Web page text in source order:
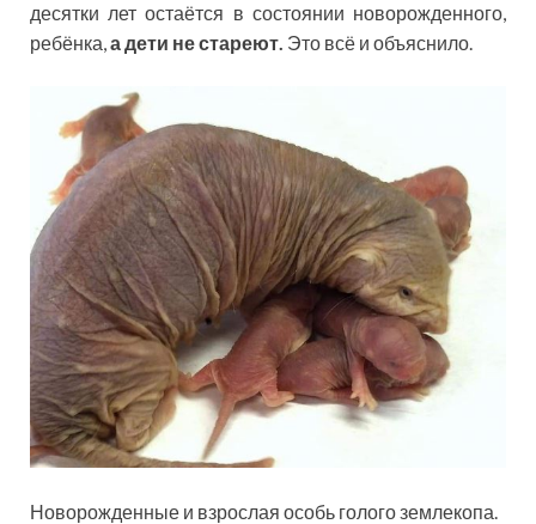
десятки лет остаётся в состоянии новорожденного,
ребёнка,а дети не стареют. Это всё и объяснило.
Новорожденные и взрослая особь голого землекопа.